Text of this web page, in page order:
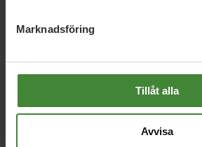
Marknadsföring
Tillåt alla
Avvisa
Synpunkter – ny ÖP ht2024